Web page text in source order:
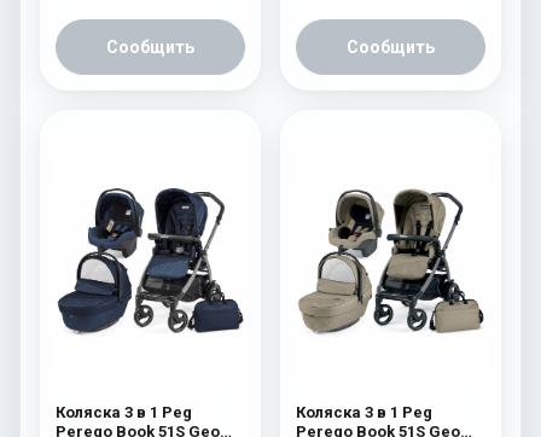
Сообщить Сообщить
Коляска 3 в 1 Peg
Perego Book 51S Geo
Коляска 3 в 1 Peg
Perego Book 51S Geo